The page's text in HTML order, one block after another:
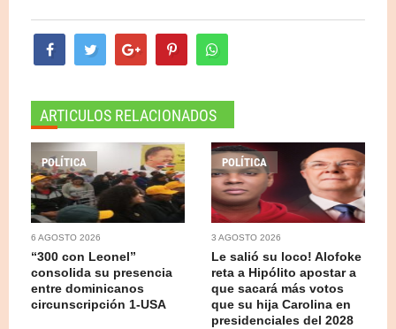
ARTICULOS RELACIONADOS
POLÍTICA
6 AGOSTO 2026
“300 con Leonel”
consolida su presencia
entre dominicanos
circunscripción 1-USA
POLÍTICA
3 AGOSTO 2026
Le salió su loco! Alofoke
reta a Hipólito apostar a
que sacará más votos
que su hija Carolina en
presidenciales del 2028